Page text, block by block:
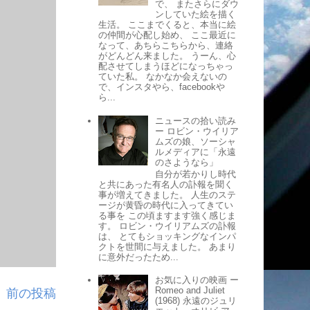
前の投稿
で、 またさらにダウ
ンしていた絵を描く
生活。 ここまでくると、本当に絵
の仲間が心配し始め、 ここ最近に
なって、あちらこちらから、連絡
がどんどん来ました。 うーん、心
配させてしまうほどになっちゃっ
ていた私。 なかなか会えないの
で、インスタやら、facebookや
ら...
ニュースの拾い読み
ー ロビン・ウイリア
ムズの娘、ソーシャ
ルメディアに「永遠
のさようなら」
自分が若かりし時代
と共にあった有名人の訃報を聞く
事が増えてきました。 人生のステ
ージが黄昏の時代に入ってきてい
る事を この頃ますます強く感じま
す。 ロビン・ウイリアムズの訃報
は、 とてもショッキングなインパ
クトを世間に与えました。 あまり
に意外だったため...
お気に入りの映画 ー
Romeo and Juliet
(1968) 永遠のジュリ